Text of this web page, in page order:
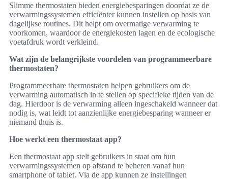
Slimme thermostaten bieden energiebesparingen doordat ze de
verwarmingssystemen efficiënter kunnen instellen op basis van
dagelijkse routines. Dit helpt om overmatige verwarming te
voorkomen, waardoor de energiekosten lagen en de ecologische
voetafdruk wordt verkleind.
Wat zijn de belangrijkste voordelen van programmeerbare
thermostaten?
Programmeerbare thermostaten helpen gebruikers om de
verwarming automatisch in te stellen op specifieke tijden van de
dag. Hierdoor is de verwarming alleen ingeschakeld wanneer dat
nodig is, wat leidt tot aanzienlijke energiebesparing wanneer er
niemand thuis is.
Hoe werkt een thermostaat app?
Een thermostaat app stelt gebruikers in staat om hun
verwarmingssystemen op afstand te beheren vanaf hun
smartphone of tablet. Via de app kunnen ze instellingen